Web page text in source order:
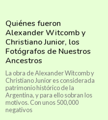
Quiénes fueron
Alexander Witcomb y
Christiano Junior, los
Fotógrafos de Nuestros
Ancestros
La obra de Alexander Witcomb y
Christiano Junior es considerada
patrimonio histórico de la
Argentina, y para ello sobran los
motivos. Con unos 500,000
negativos